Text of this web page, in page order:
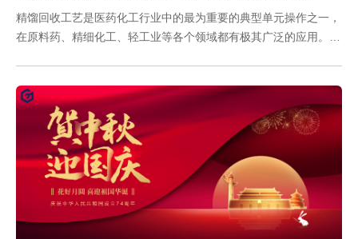
精馏回收工艺是医药化工行业中的最为重要的典型单元操作之一，
在原料药、精细化工、轻工业等各个领域都有极其广泛的应用。由
休滴定法